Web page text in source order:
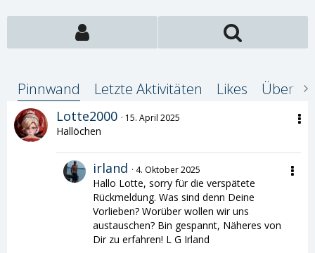
Pinnwand Letzte Aktivitäten Likes Über
Lotte2000 15. April 2025
Hallöchen
irland 4. Oktober 2025
Hallo Lotte, sorry für die verspätete
Rückmeldung. Was sind denn Deine
Vorlieben? Worüber wollen wir uns
austauschen? Bin gespannt, Näheres von
Dir zu erfahren! L G Irland